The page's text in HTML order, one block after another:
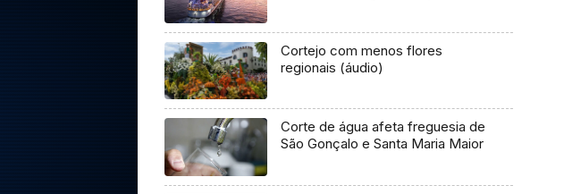
Cortejo com menos flores
regionais (áudio)
Corte de água afeta freguesia de
São Gonçalo e Santa Maria Maior